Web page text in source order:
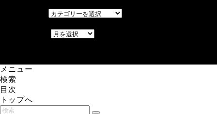
メニュー
検索
目次
トップへ